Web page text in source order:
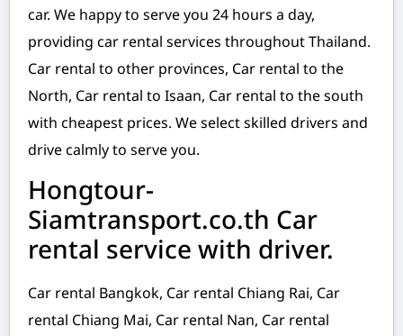
car. We happy to serve you 24 hours a day,
providing car rental services throughout Thailand.
Car rental to other provinces, Car rental to the
North, Car rental to Isaan, Car rental to the south
with cheapest prices. We select skilled drivers and
drive calmly to serve you.
Hongtour-
Siamtransport.co.th Car
rental service with driver.
Car rental Bangkok, Car rental Chiang Rai, Car
rental Chiang Mai, Car rental Nan, Car rental